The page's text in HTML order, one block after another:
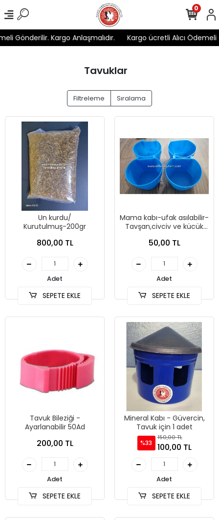
Kargo Anlaşmalıdır. Kargo ücretli Alıcı Ödemeli
0
Tavuklar
Filtreleme Sıralama
Un kurdu/
Kurutulmuş-200gr
800,00 TL
Adet
SEPETE EKLE
Mama kabı-ufak asılabilir-
Tavşan,civciv ve kücük
50,00 TL
Adet
SEPETE EKLE
Tavuk Bileziği -
Ayarlanabilir 50Ad
200,00 TL
Adet
SEPETE EKLE
Mineral Kabı - Güvercin,
Tavuk için 1 adet
%33
150,00 TL
100,00 TL
Adet
SEPETE EKLE